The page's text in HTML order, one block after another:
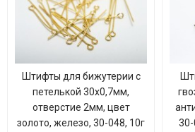
Штифты для бижутерии с
петелькой 30х0,7мм,
отверстие 2мм, цвет
золото, железо, 30-048, 10г
30-